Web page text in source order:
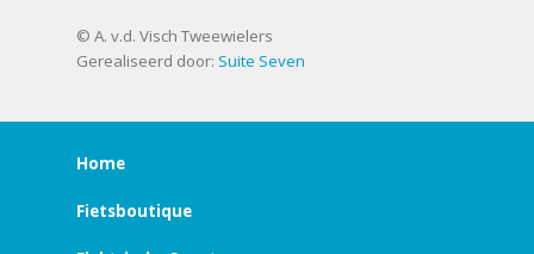
© A. v.d. Visch Tweewielers
Gerealiseerd door: Suite Seven
Home
Fietsboutique